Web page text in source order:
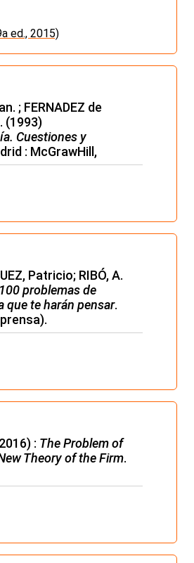
ed., 2015)
; FERNADEZ de
(1993)
Cuestiones y
: McGrawHill,
Patricio; RIBÓ, A.
100 problemas de
que te harán pensar.
: The Problem of
Theory of the Firm.